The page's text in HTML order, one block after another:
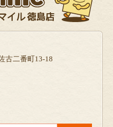
古二番町13-18